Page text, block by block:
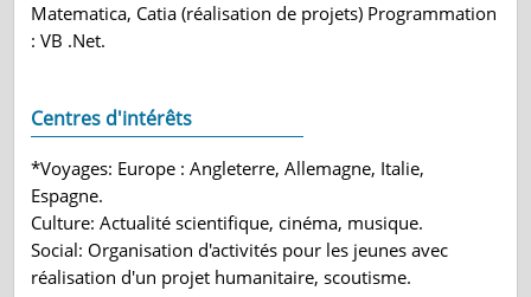
Matematica, Catia (réalisation de projets) Programmation
: VB .Net.
Centres d'intérêts
*Voyages: Europe : Angleterre, Allemagne, Italie,
Espagne.
Culture: Actualité scientifique, cinéma, musique.
Social: Organisation d'activités pour les jeunes avec
réalisation d'un projet humanitaire, scoutisme.